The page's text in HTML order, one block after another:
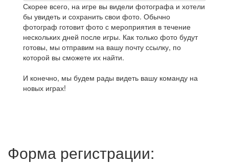
Скорее всего, на игре вы видели фотографа и хотели
бы увидеть и сохранить свои фото. Обычно
фотограф готовит фото с мероприятия в течение
нескольких дней после игры. Как только фото будут
готовы, мы отправим на вашу почту ссылку, по
которой вы сможете их найти.
И конечно, мы будем рады видеть вашу команду на
новых играх!
Форма регистрации: